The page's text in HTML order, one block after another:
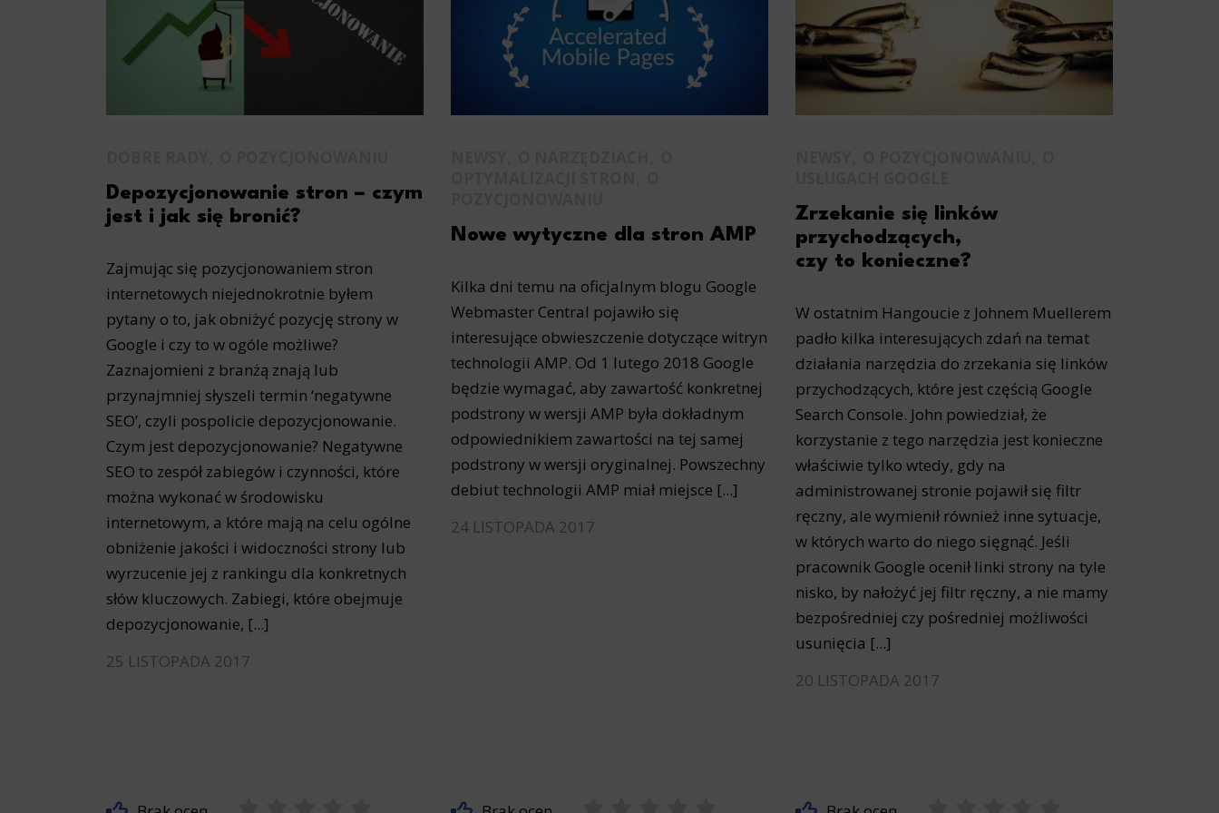
Scripts and data used to collect information to analyze site traffic and how users use the site, how they came to the site, and to
create aggregate demographic statistics about users. Analytical cookies and similar technologies allow us to measure the
effectiveness of actions taken and content presented.
Marketing
Depozycjonowanie stron – czym
jest i jak się bronić?
Zajmując się pozycjonowaniem stron
internetowych niejednokrotnie byłem
pytany o to, jak obniżyć pozycję strony w
Google i czy to w ogóle możliwe?
Zaznajomieni z branżą znają lub
przynajmniej słyszeli termin ‘negatywne
SEO’, czyli pospolicie depozycjonowanie.
Czym jest depozycjonowanie? Negatywne
SEO to zespół zabiegów i czynności, które
można wykonać w środowisku
internetowym, a które mają na celu ogólne
obniżenie jakości i widoczności strony lub
wyrzucenie jej z rankingu dla konkretnych
słów kluczowych. Zabiegi, które obejmuje
depozycjonowanie, [...]
25 LISTOPADA 2017
Nowe wytyczne dla stron AMP
Kilka dni temu na oficjalnym blogu Google
Webmaster Central pojawiło się
interesujące obwieszczenie dotyczące witryn
technologii AMP. Od 1 lutego 2018 Google
będzie wymagać, aby zawartość konkretnej
podstrony w wersji AMP była dokładnym
odpowiednikiem zawartości na tej samej
podstrony w wersji oryginalnej. Powszechny
debiut technologii AMP miał miejsce [...]
24 LISTOPADA 2017
Zrzekanie się linków
przychodzących,
czy to konieczne?
W ostatnim Hangoucie z Johnem Muellerem
padło kilka interesujących zdań na temat
działania narzędzia do zrzekania się linków
przychodzących, które jest częścią Google
Search Console. John powiedział, że
korzystanie z tego narzędzia jest konieczne
właściwie tylko wtedy, gdy na
administrowanej stronie pojawił się filtr
ręczny, ale wymienił również inne sytuacje,
w których warto do niego sięgnąć. Jeśli
pracownik Google ocenił linki strony na tyle
nisko, by nałożyć jej filtr ręczny, a nie mamy
bezpośredniej czy pośredniej możliwości
usunięcia [...]
20 LISTOPADA 2017